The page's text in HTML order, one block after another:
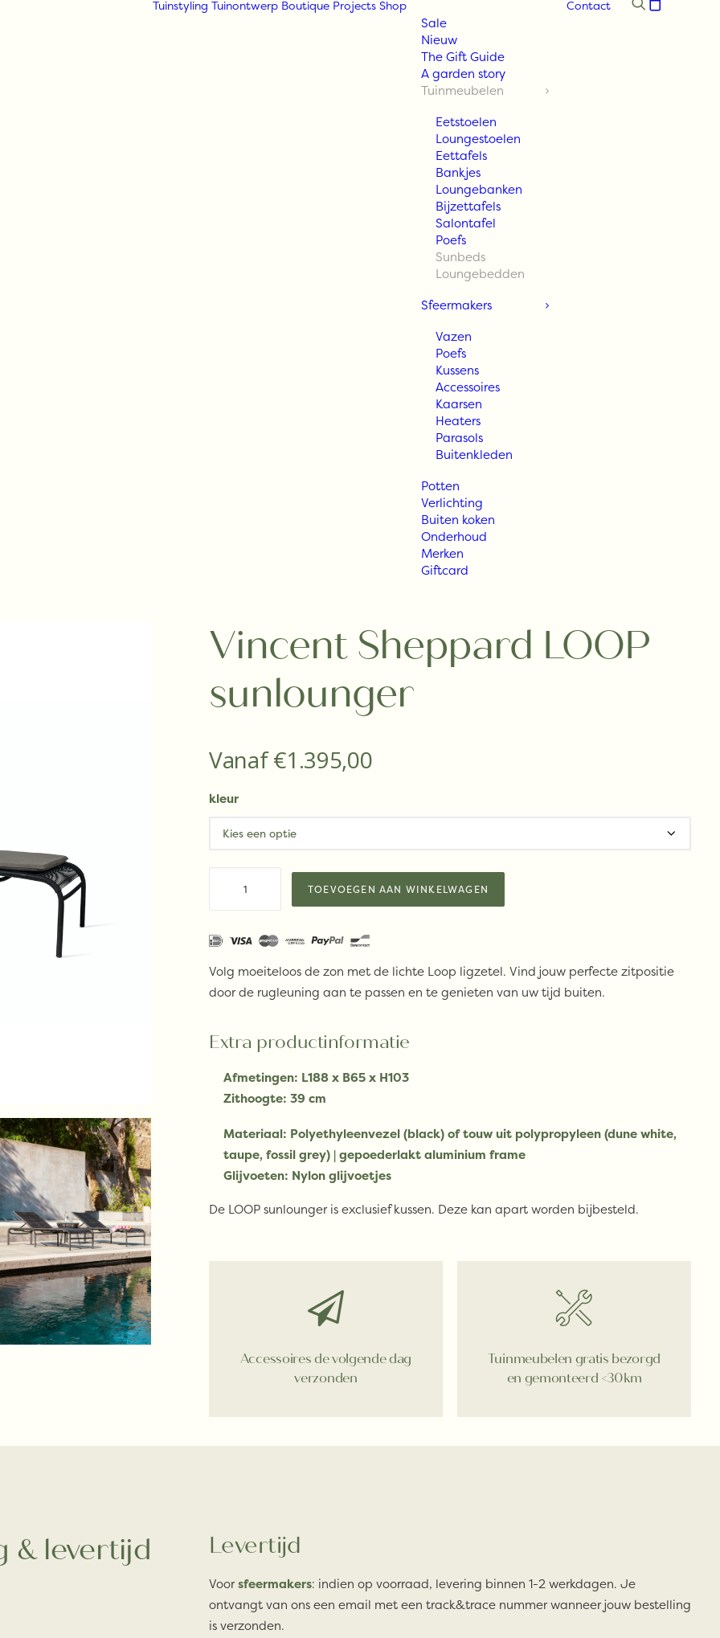
Tuinstyling Tuinontwerp Boutique Projects Shop
Sale
Nieuw
The Gift Guide
A garden story
Tuinmeubelen
Eetstoelen
Loungestoelen
Eettafels
Bankjes
Loungebanken
Bijzettafels
Salontafel
Poefs
Sunbeds
Loungebedden
Sfeermakers
Vazen
Poefs
Kussens
Accessoires
Kaarsen
Heaters
Parasols
Buitenkleden
Potten
Verlichting
Buiten koken
Onderhoud
Merken
Giftcard
Contact
Vincent Sheppard LOOP
sunlounger
Vanaf€1.395,00
kleur
Sheppard
sunlounger
TOEVOEGEN AAN WINKELWAGEN
Volg moeiteloos de zon met de lichte Loop ligzetel. Vind jouw perfecte zitpositie
door de rugleuning aan te passen en te genieten van uw tijd buiten.
Extra productinformatie
Afmetingen: L188 x B65 x H103
Zithoogte: 39 cm
Materiaal: Polyethyleenvezel (black) of touw uit polypropyleen (dune white,
taupe, fossil grey) | gepoederlakt aluminium frame
Glijvoeten: Nylon glijvoetjes
De LOOP sunlounger is exclusief kussen. Deze kan apart worden bijbesteld.
Accessoires de volgende dag
verzonden
Tuinmeubelen gratis bezorgd
en gemonteerd <30km
& levertijd Levertijd
Voorsfeermakers: indien op voorraad, levering binnen 1-2 werkdagen. Je
ontvangt van ons een email met een track&trace nummer wanneer jouw bestelling
is verzonden.